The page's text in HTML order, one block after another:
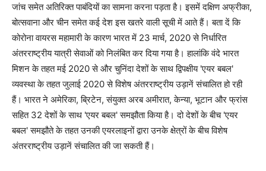
जांच समेत अतिरिक्त पाबंदियों का सामना करना पड़ता है। इसमें दक्षिण अफ्रीका,
बोत्सवाना और चीन समेत कई देश इस खतरे वाली सूची में आते हैं। बता दें कि
कोरोना वायरस महामारी के कारण भारत में 23 मार्च, 2020 से निर्धारित
अंतरराष्ट्रीय यात्री सेवाओं को निलंबित कर दिया गया है। हालांकि वंदे भारत
मिशन के तहत मई 2020 से और चुनिंदा देशों के साथ द्विपक्षीय 'एयर बबल'
व्यवस्था के तहत जुलाई 2020 से विशेष अंतरराष्ट्रीय उड़ानें संचालित हो रही
हैं। भारत ने अमेरिका, ब्रिटेन, संयुक्त अरब अमीरात, केन्या, भूटान और फ्रांस
सहित 32 देशों के साथ 'एयर बबल' समझौता किया है। दो देशों के बीच 'एयर
बबल' समझौते के तहत उनकी एयरलाइनों द्वारा उनके क्षेत्रों के बीच विशेष
अंतरराष्ट्रीय उड़ानें संचालित की जा सकती हैं।